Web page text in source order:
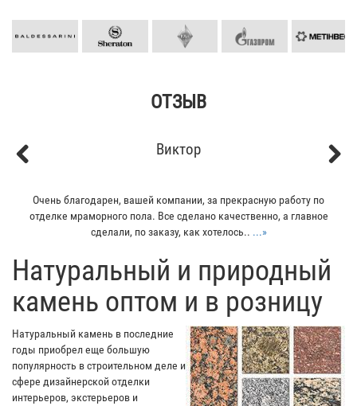
ОТЗЫВ
Виктор
Очень благодарен, вашей компании, за прекрасную работу по
отделке мраморного пола. Все сделано качественно, а главное
сделали, по заказу, как хотелось.....»
​Натуральный и природный
камень оптом и в розницу
Натуральный камень в последние
годы приобрел еще большую
популярность в строительном деле и
сфере дизайнерской отделки
интерьеров, экстерьеров и